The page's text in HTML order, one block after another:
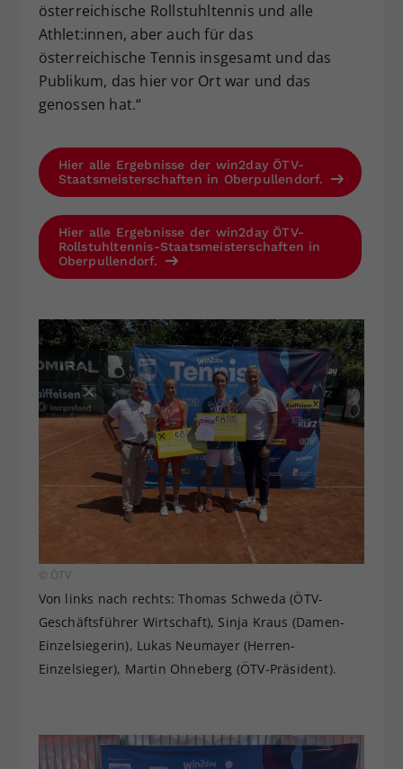
österreichische Rollstuhltennis und alle
Athlet:innen, aber auch für das
österreichische Tennis insgesamt und das
Publikum, das hier vor Ort war und das
genossen hat.“
Hier alle Ergebnisse der win2day ÖTV-
Staatsmeisterschaften in Oberpullendorf.
Hier alle Ergebnisse der win2day ÖTV-
Rollstuhltennis-Staatsmeisterschaften in
Oberpullendorf.
© ÖTV
Von links nach rechts: Thomas Schweda (ÖTV-
Geschäftsführer Wirtschaft), Sinja Kraus (Damen-
Einzelsiegerin), Lukas Neumayer (Herren-
Einzelsieger), Martin Ohneberg (ÖTV-Präsident).